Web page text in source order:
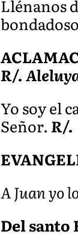
Llénanos
R/.
Yo soy el
Señor.R/.
A Juan yo
Del santo